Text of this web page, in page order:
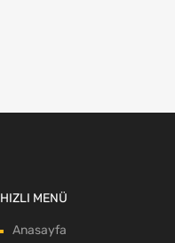
HIZLI MENÜ
Anasayfa